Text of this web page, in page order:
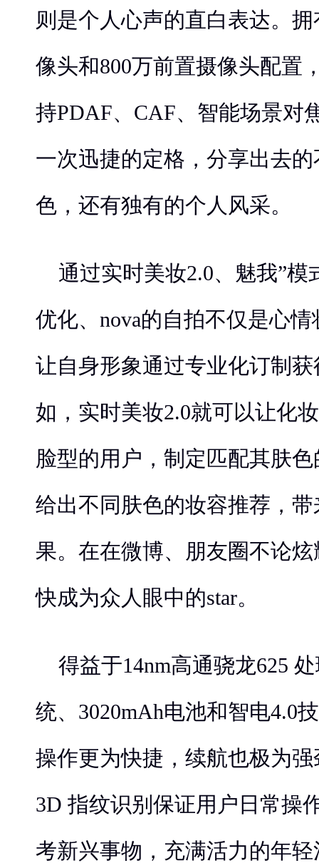
则是个人心声的直白表达。
像头和800万前置摄像头配置
持PDAF、CAF、智能场景对
一次迅捷的定格，分享出去
色，还有独有的个人风采。
通过实时美妆2.0、魅我”模
优化、nova的自拍不仅是心
让自身形象通过专业化订制
如，实时美妆2.0就可以让化
脸型的用户，制定匹配其肤
给出不同肤色的妆容推荐，
果。在在微博、朋友圈不论
快成为众人眼中的star。
得益于14nm高通骁龙625
统、3020mAh电池和智电4.0
操作更为快捷，续航也极为
3D 指纹识别保证用户日常操
考新兴事物，充满活力的年